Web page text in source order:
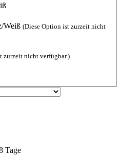
Weiß (Diese Option ist zurzeit nicht
zurzeit nicht verfügbar.)
Tage